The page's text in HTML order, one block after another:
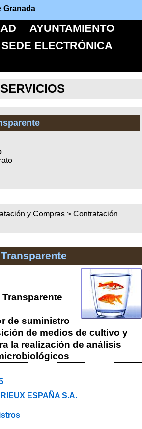
Granada
AYUNTAMIENTO
SEDE ELECTRÓNICA
SERVICIOS
y Compras >Contratación
de suministro
de medios de cultivo y
la realización de análisis
ESPAÑA S.A.